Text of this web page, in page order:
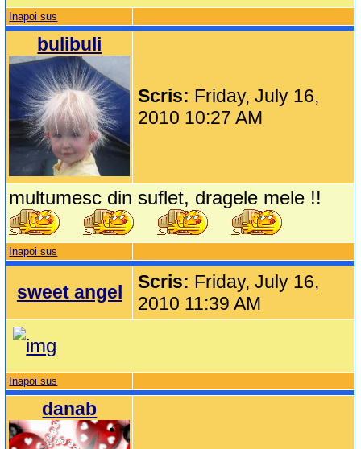
Inapoi sus
bulibuli
Scris: Friday, July 16,
2010 10:27 AM
multumesc din suflet, dragele mele !!
Inapoi sus
sweet angel Scris: Friday, July 16,
2010 11:39 AM
Inapoi sus
danab